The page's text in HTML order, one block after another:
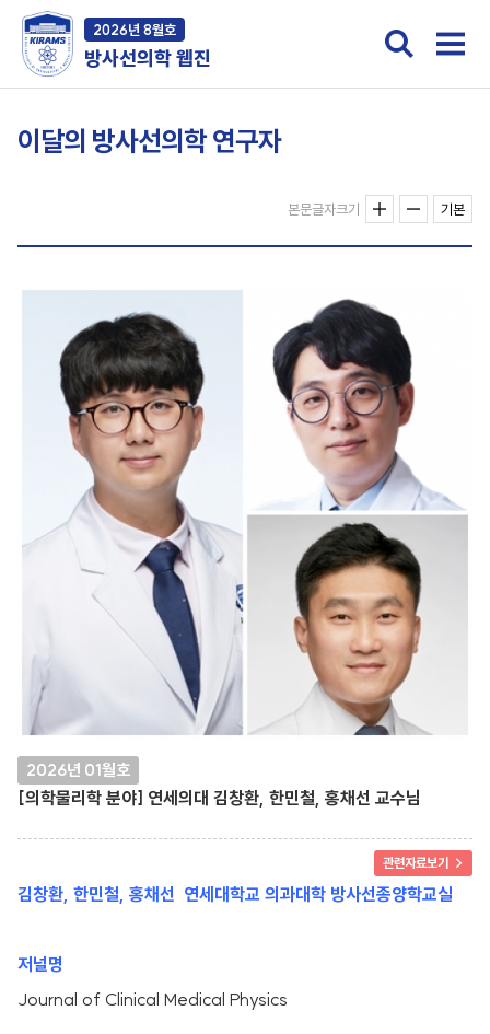
2026년 8월호
방사선의학 웹진
이달의 방사선의학 연구자
본문글자크기 기본
2026년 01월호
[의학물리학 분야] 연세의대 김창환, 한민철, 홍채선 교수님
관련자료보기 >
김창환, 한민철, 홍채선 연세대학교 의과대학 방사선종양학교실
저널명
Journal of Clinical Medical Physics